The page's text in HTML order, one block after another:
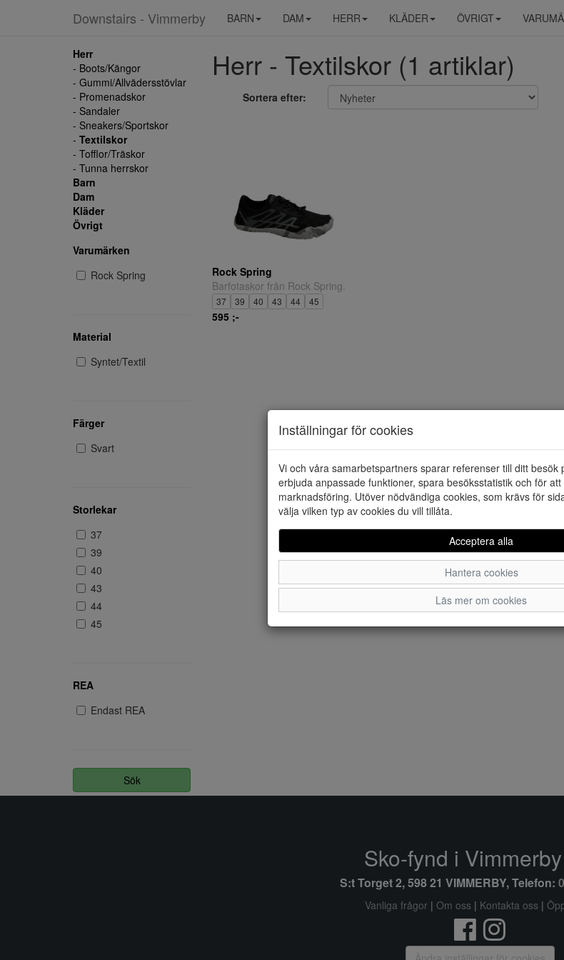
Downstairs - Vimmerby BARN DAM HERR KLÄDER ÖVRIGT
Herr
- Boots/Kängor
- Gummi/Allvädersstövlar
- Promenadskor
- Sandaler
- Sneakers/Sportskor
- Textilskor
- Tofflor/Träskor
- Tunna herrskor
Barn
Dam
Kläder
Övrigt
Varumärken
Rock Spring
Material
Syntet/Textil
Färger
Svart
Storlekar
37
39
40
43
44
45
REA
Endast REA
Sök
Herr - Textilskor (1 artiklar)
Sortera efter:
Rock Spring
Barfotaskor från Rock Spring.
37 39 40 43 44 45
595 ;-
Inställningar för cookies
Vi och våra samarbetspartners sparar referenser till ditt besök
erbjuda anpassade funktioner, spara besöksstatistik och för
marknadsföring. Utöver nödvändiga cookies, som krävs för
välja vilken typ av cookies du vill tillåta.
Acceptera alla
Hantera cookies
Läs mer om cookies
Sko-fynd i
S:t Torget 2, 598 21 VIMMERBY, Telefon:
Vanliga frågor | Om oss | Kontakta oss |